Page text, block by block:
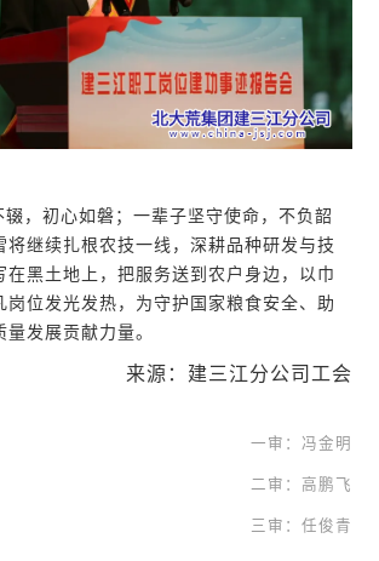
辍，初心如磐；一辈子坚守使命，不负韶
将继续扎根农技一线，深耕品种研发与技
在黑土地上，把服务送到农户身边，以巾
岗位发光发热，为守护国家粮食安全、助
发展贡献力量。
来源：建三江分公司工会
一审：冯金明
二审：高鹏飞
三审：任俊青